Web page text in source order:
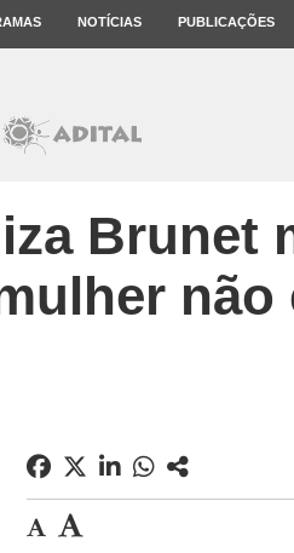
NOTÍCIAS PUBLICAÇÕES
Brunet